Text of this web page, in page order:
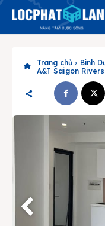
Search
Phiên
& tìm kiếm nhanh
Trang chủ
Trang chủ Bình
A&T Saigon